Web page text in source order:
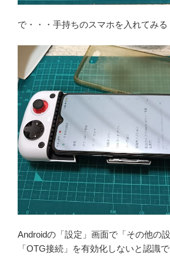
で・・・手持ちのスマホを入れてみる
Androidの「設定」画面で「その他の
「OTG接続」を有効化しないと認識